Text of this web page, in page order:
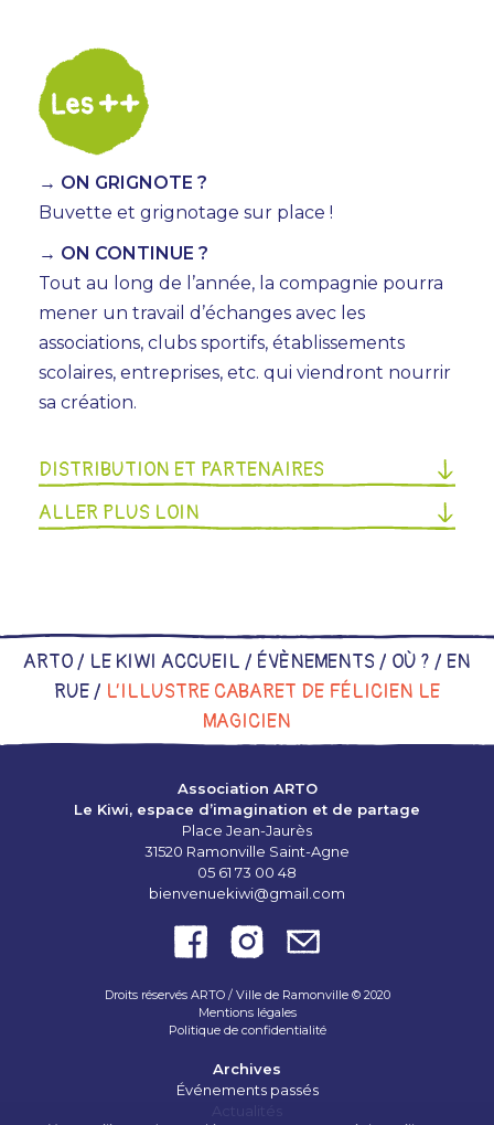
→ ON GRIGNOTE ?
Buvette et grignotage sur place !
→ ON CONTINUE ?
Tout au long de l’année, la compagnie pourra
mener un travail d’échanges avec les
associations, clubs sportifs, établissements
scolaires, entreprises, etc. qui viendront nourrir
sa création.
DISTRIBUTION ET PARTENAIRES
ALLER PLUS LOIN
ARTO / LE KIWI ACCUEIL / ÉVÈNEMENTS / OÙ ? / EN
RUE/ L’ILLUSTRE CABARET DE FÉLICIEN LE
MAGICIEN
Association ARTO
Le Kiwi, espace d’imagination et de partage
Place Jean-Jaurès
31520 Ramonville Saint-Agne
05 61 73 00 48
bienvenuekiwi@gmail.com
Droits réservés ARTO / Ville de Ramonville © 2020
Mentions légales
Politique de confidentialité
Archives
Événements passés